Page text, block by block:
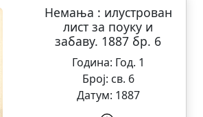
Немања : илустрован
лист за поуку и
забаву. 1887 бр. 6
Година: Год. 1
Број: св. 6
Датум: 1887